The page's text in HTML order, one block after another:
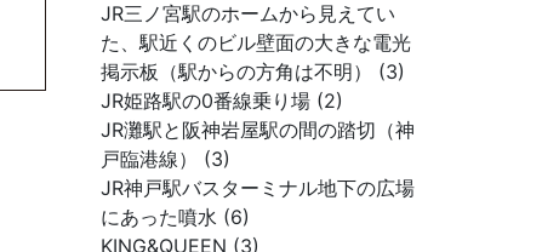
JR三ノ宮駅のホームから見えてい
た、駅近くのビル壁面の大きな電光
掲示板（駅からの方角は不明） (3)
JR姫路駅の0番線乗り場 (2)
JR灘駅と阪神岩屋駅の間の踏切（神
戸臨港線） (3)
JR神戸駅バスターミナル地下の広場
にあった噴水 (6)
KING&QUEEN (3)